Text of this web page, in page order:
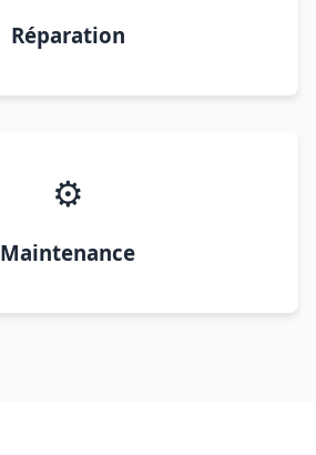
Réparation
⚙️
Maintenance